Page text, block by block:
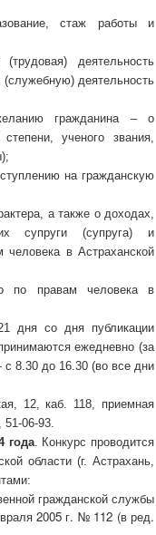
стаж работы и
деятельность
деятельность
гражданина – о
ученого звания,
на гражданскую
а также о доходах,
супруги (супруга) и
человека в Астраханской
по правам человека в
дня со дня публикации
ежедневно (за
8.30 до 16.30 (во все дни
12, каб. 118, приемная
51-06-93.
года. Конкурс проводится
области (г. Астрахань,
гражданской службы
2005 г. № 112 (в ред.